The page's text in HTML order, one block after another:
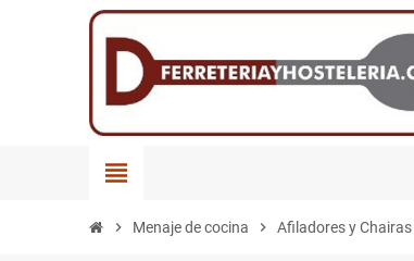
view_headline
chevron_right Menaje de cocina chevron_right Afiladores y Chairas